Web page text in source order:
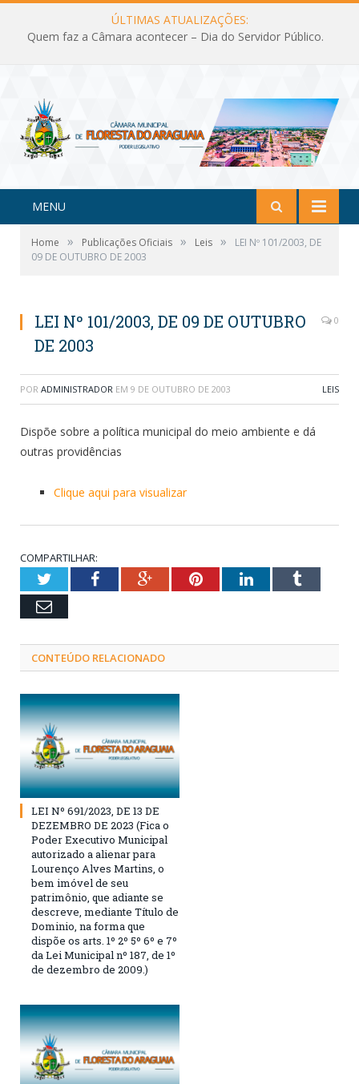
ÚLTIMAS ATUALIZAÇÕES:
Quem faz a Câmara acontecer – Dia do Servidor Público.
MENU
Home » Publicações Oficiais » Leis »
LEI Nº 101/2003, DE
09 DE OUTUBRO DE 2003
LEI Nº 101/2003, DE 09 DE OUTUBRO
DE 2003
0
POR ADMINISTRADOR EM 9 DE OUTUBRO DE 2003 LEIS
Dispõe sobre a política municipal do meio ambiente e dá
outras providências
Clique aqui para visualizar
COMPARTILHAR:
TwitterFacebookGoogle+PinterestLinkedInTumblr
Email
CONTEÚDO RELACIONADO
LEI Nº 691/2023, DE 13 DE
DEZEMBRO DE 2023 (Fica o
Poder Executivo Municipal
autorizado a alienar para
Lourenço Alves Martins, o
bem imóvel de seu
patrimônio, que adiante se
descreve, mediante Título de
Dominio, na forma que
dispõe os arts. 1º 2º 5º 6º e 7º
da Lei Municipal nº 187, de 1º
de dezembro de 2009.)